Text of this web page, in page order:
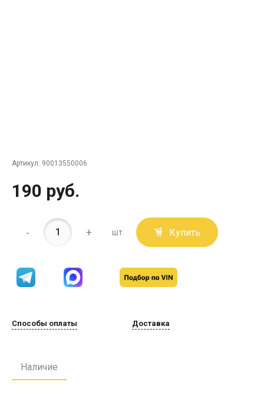
Артикул: 90013550006
190 руб.
- + шт. Купить
Способы оплаты Доставка
Наличие